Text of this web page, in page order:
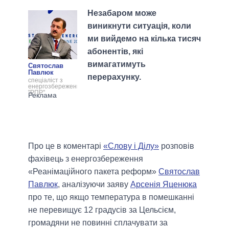
Святослав
Павлюк
спеціаліст з
енергозбереження
"РПР"
Незабаром може
виникнути ситуація, коли
ми вийдемо на кілька тисяч
абонентів, які
вимагатимуть
перерахунку.
Про це в коментарі «Слову і Ділу» розповів
фахівець з енергозбереження
«Реанімаційного пакета реформ» Святослав
Павлюк, аналізуючи заяву Арсенія Яценюка
про те, що якщо температура в помешканні
не перевищує 12 градусів за Цельсієм,
громадяни не повинні сплачувати за